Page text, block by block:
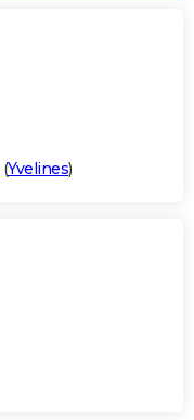
(Yvelines)